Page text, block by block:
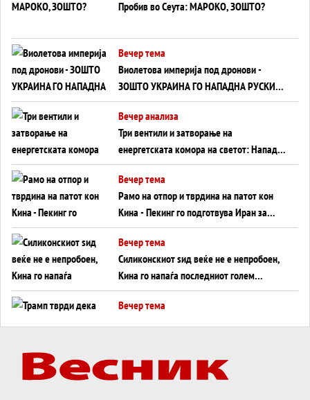
Пробив во Сеута: МАРОКО, ЗОШТО?
Вечер тема
Виолетова империја под дронови -
ЗОШТО УКРАИНА ГО НАПАДНА РУСКИОТ
WILDBERRIES
Вечер анализа
Три вентили и затворање на
енергетската комора на светот: Нападот
во Суец најавува глобален енергетски
инфаркт?
Вечер тема
Рамо на отпор и тврдина на патот кон
Кина - Пекинг го подготвува Иран за
американска копнена инвазија
Вечер тема
Силиконскиот ѕид веќе не е непробоен,
Кина го напаѓа последниот голем
монопол на Западот?
Вечер тема
Вечер тема
ДЛАБОКО УДОЛУ: Сметководствените